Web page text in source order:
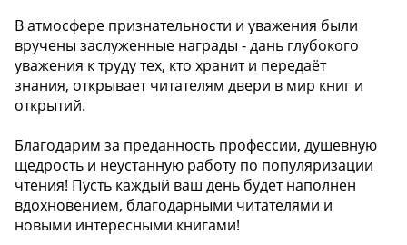
В атмосфере признательности и уважения были
вручены заслуженные награды - дань глубокого
уважения к труду тех, кто хранит и передаёт
знания, открывает читателям двери в мир книг и
открытий.
Благодарим за преданность профессии, душевную
щедрость и неустанную работу по популяризации
чтения! Пусть каждый ваш день будет наполнен
вдохновением, благодарными читателями и
новыми интересными книгами!